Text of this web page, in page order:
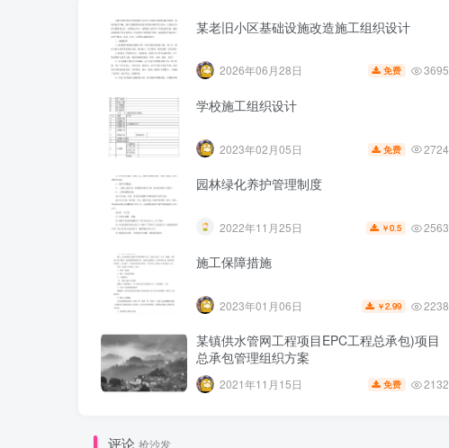
某老旧小区基础设施改造施工组织设计
2026年06月28日 免费 3695
学校施工组织设计
2023年02月05日 免费 2724
园林绿化养护管理制度
2022年11月25日 ￥0.5 2563
施工保障措施
2023年01月06日 ￥2.99 2238
某镇供水管网工程项目EPC工程总承包)项目
总承包管理组织方案
2021年11月15日 免费 2132
评论 抢沙发